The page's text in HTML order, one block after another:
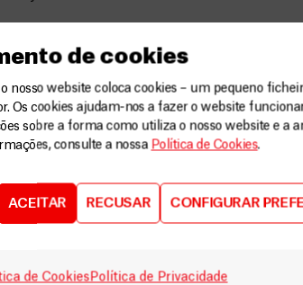
de cookies
nosso website coloca cookies – um pequeno
Os cookies ajudam-nos a fazer o website
sobre a forma como utiliza o nosso website e a
consulte a nossa Política de Cookies.
ACEITAR RECUSAR CONFIGURAR
de Cookies Política de Privacidade
em um contexto
na Somália com
contínua
local, mais
população em
de todos os
alugamos